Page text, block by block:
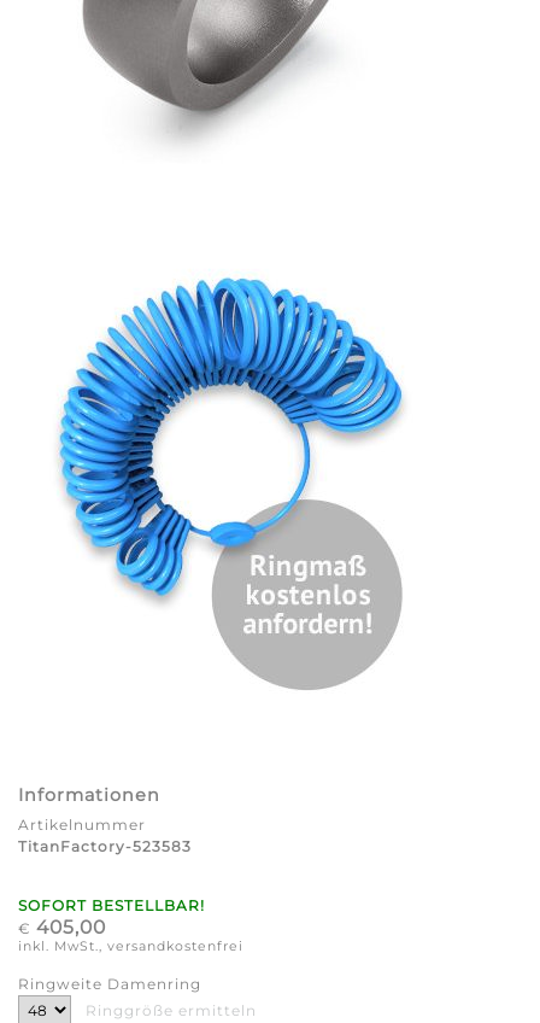
Informationen
Artikelnummer
TitanFactory-523583
SOFORT BESTELLBAR!
€ 405,00
inkl. MwSt., versandkostenfrei
Ringweite Damenring
Ringgröße ermitteln